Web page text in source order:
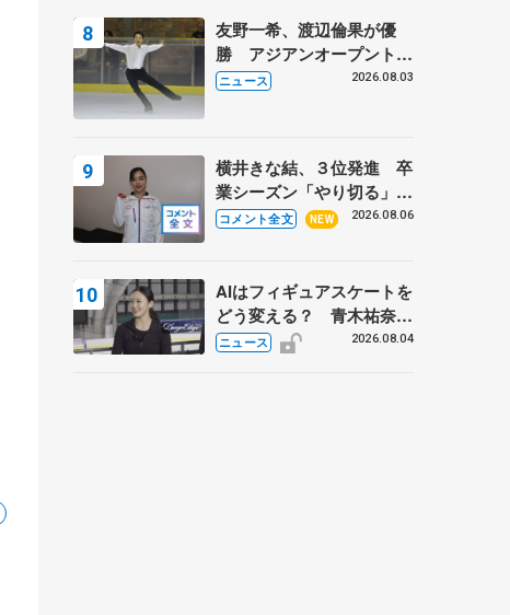
友野一希、渡辺倫果が優
勝 アジアンオープントロ
フィー
ニュース 2026.08.03
横井きな結、３位発進 卒
業シーズン「やり切る」
【みなとアクルス杯SP】
コメント全文 NEW 2026.08.06
AIはフィギュアスケートを
どう変える？ 青木祐奈と
考える採点、トレーニング
ニュース 2026.08.04